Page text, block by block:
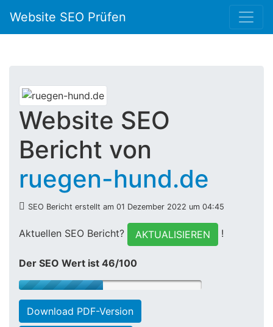
Website SEO Prüfen
Website SEO
Bericht von
ruegen-hund.de
SEO Bericht erstellt am 01 Dezember 2022 um 04:45
Aktuellen SEO Bericht? AKTUALISIEREN !
Der SEO Wert ist 46/100
Download PDF-Version